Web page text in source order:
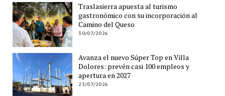
Traslasierra apuesta al turismo
gastronómico con su incorporación al
Camino del Queso
30/07/2026
Avanza el nuevo Súper Top en Villa
Dolores: prevén casi 100 empleos y
apertura en 2027
23/07/2026